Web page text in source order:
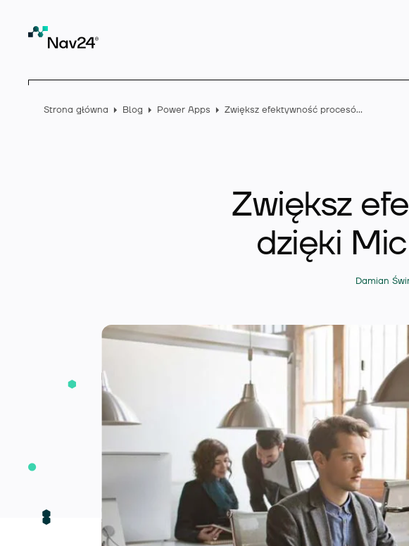
Strona główna Blog Power Apps Zwiększ efektywność procesów dzięki Microsoft Power Apps
Zwiększ
dzięki
Damian